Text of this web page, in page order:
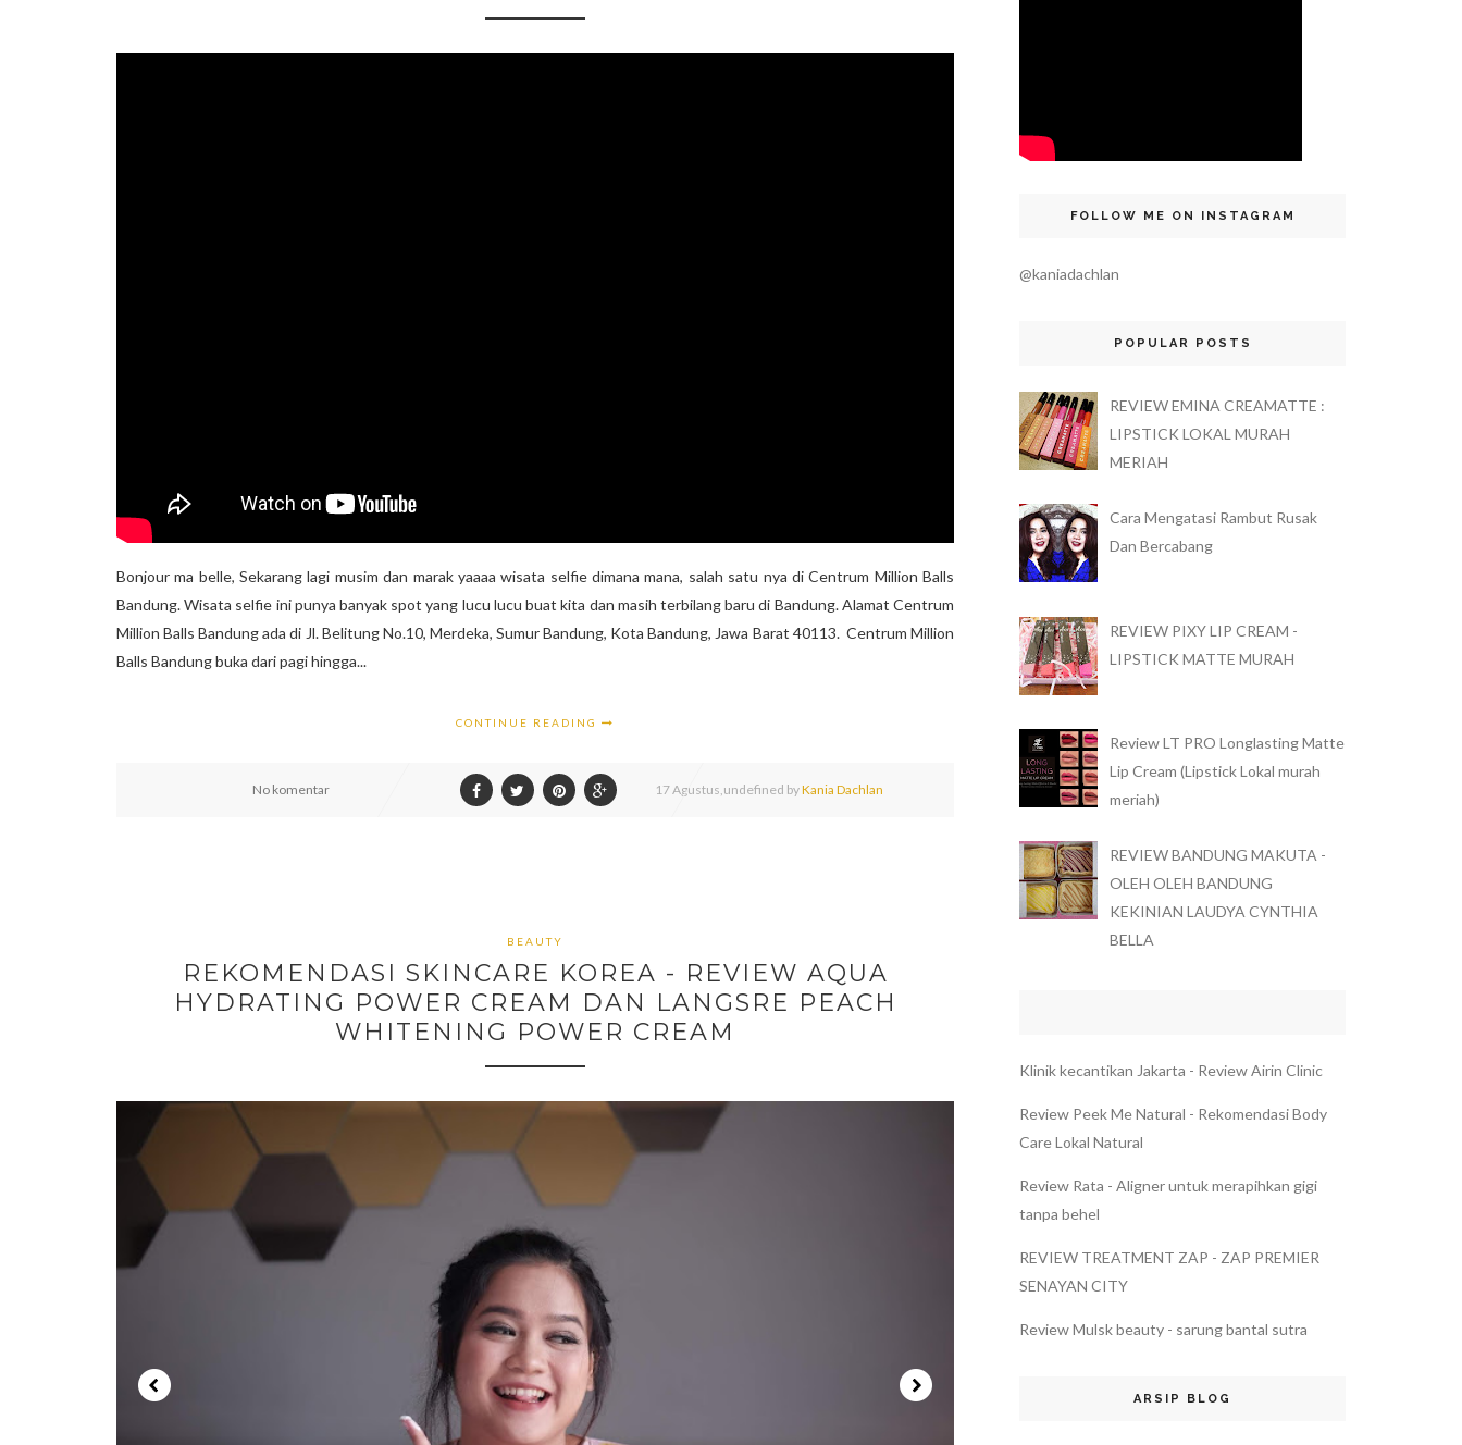
Bonjour ma belle, Sekarang lagi musim dan marak yaaaa wisata selfie dimana mana, salah satu nya di Centrum Million Balls
Bandung. Wisata selfie ini punya banyak spot yang lucu lucu buat kita dan masih terbilang baru di Bandung. Alamat Centrum
Million Balls Bandung ada di Jl. Belitung No.10, Merdeka, Sumur Bandung, Kota Bandung, Jawa Barat 40113. Centrum Million
Balls Bandung buka dari pagi hingga...
CONTINUE READING
No komentar 17Agustus,undefined byKania Dachlan
BEAUTY
REKOMENDASI SKINCARE KOREA - REVIEW AQUA
HYDRATING POWER CREAM DAN LANGSRE PEACH
WHITENING POWER CREAM
FOLLOW ME ON INSTAGRAM
@kaniadachlan
POPULAR POSTS
REVIEW EMINA CREAMATTE :
LIPSTICK LOKAL MURAH
MERIAH
Cara Mengatasi Rambut Rusak
Dan Bercabang
REVIEW PIXY LIP CREAM -
LIPSTICK MATTE MURAH
Review LT PRO Longlasting Matte
Lip Cream (Lipstick Lokal murah
meriah)
REVIEW BANDUNG MAKUTA -
OLEH OLEH BANDUNG
KEKINIAN LAUDYA CYNTHIA
BELLA
Klinik kecantikan Jakarta - Review Airin Clinic
Review Peek Me Natural - Rekomendasi Body
Care Lokal Natural
Review Rata - Aligner untuk merapihkan gigi
tanpa behel
REVIEW TREATMENT ZAP - ZAP PREMIER
SENAYAN CITY
Review Mulsk beauty - sarung bantal sutra
ARSIP BLOG